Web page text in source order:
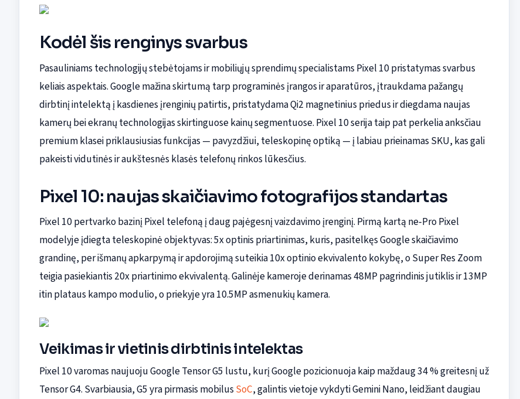
Kodėl šis renginys svarbus
Pasauliniams technologijų stebėtojams ir mobiliųjų sprendimų specialistams Pixel 10 pristatymas svarbus
keliais aspektais. Google mažina skirtumą tarp programinės įrangos ir aparatūros, įtraukdama pažangų
dirbtinį intelektą į kasdienes įrenginių patirtis, pristatydama Qi2 magnetinius priedus ir diegdama naujas
kamerų bei ekranų technologijas skirtinguose kainų segmentuose. Pixel 10 serija taip pat perkelia anksčiau
premium klasei priklausiusias funkcijas — pavyzdžiui, teleskopinę optiką — į labiau prieinamas SKU, kas gali
pakeisti vidutinės ir aukštesnės klasės telefonų rinkos lūkesčius.
Pixel 10: naujas skaičiavimo fotografijos standartas
Pixel 10 pertvarko bazinį Pixel telefoną į daug pajėgesnį vaizdavimo įrenginį. Pirmą kartą ne‑Pro Pixel
modelyje įdiegta teleskopinė objektyvas: 5x optinis priartinimas, kuris, pasitelkęs Google skaičiavimo
grandinę, per išmanų apkarpymą ir apdorojimą suteikia 10x optinio ekvivalento kokybę, o Super Res Zoom
teigia pasiekiantis 20x priartinimo ekvivalentą. Galinėje kameroje derinamas 48MP pagrindinis jutiklis ir 13MP
itin plataus kampo modulio, o priekyje yra 10.5MP asmenukių kamera.
Veikimas ir vietinis dirbtinis intelektas
Pixel 10 varomas naujuoju Google Tensor G5 lustu, kurį Google pozicionuoja kaip maždaug 34 % greitesnį už
Tensor G4. Svarbiausia, G5 yra pirmasis mobilusSoC, galintis vietoje vykdyti Gemini Nano, leidžiant daugiau